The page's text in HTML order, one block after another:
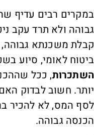
רבים עדיף
ולא תרד עקב
משכנתא גבוהה,
לאומי, סיוע
, ככל
חשוב לבדוק
המס, לא להכיר
גבוהה.